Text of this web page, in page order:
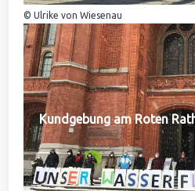
© Ulrike von Wiesenau
Kundgebung am Roten